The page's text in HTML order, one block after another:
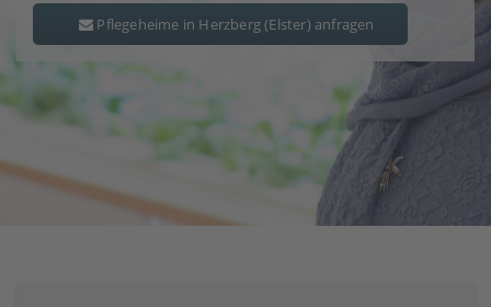
Pflegeheime in Herzberg (Elster) anfragen